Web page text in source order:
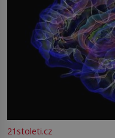
21stoleti.cz